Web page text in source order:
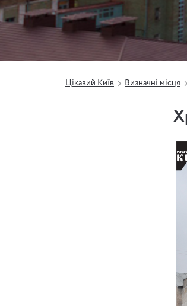
Цікавий Київ Визначні місця